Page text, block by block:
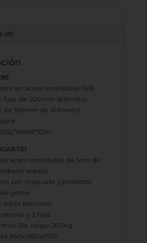
(0)
en acero inoxidable 18/8
fijas de 200mm diámetro
de 150mm de diámetro
acero inoxidable de 5cm de
espejo
con moqueta y protector
goma
barra perchero
y 2 fijas
De carga: 200kg
650x1860x1100